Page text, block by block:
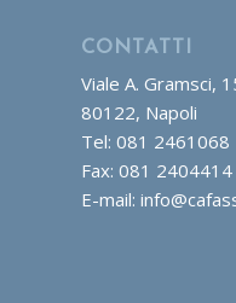
CONTATTI
Viale A. Gramsci,
80122, Napoli
Tel: 081 2461068
Fax: 081 2404414
E-mail: